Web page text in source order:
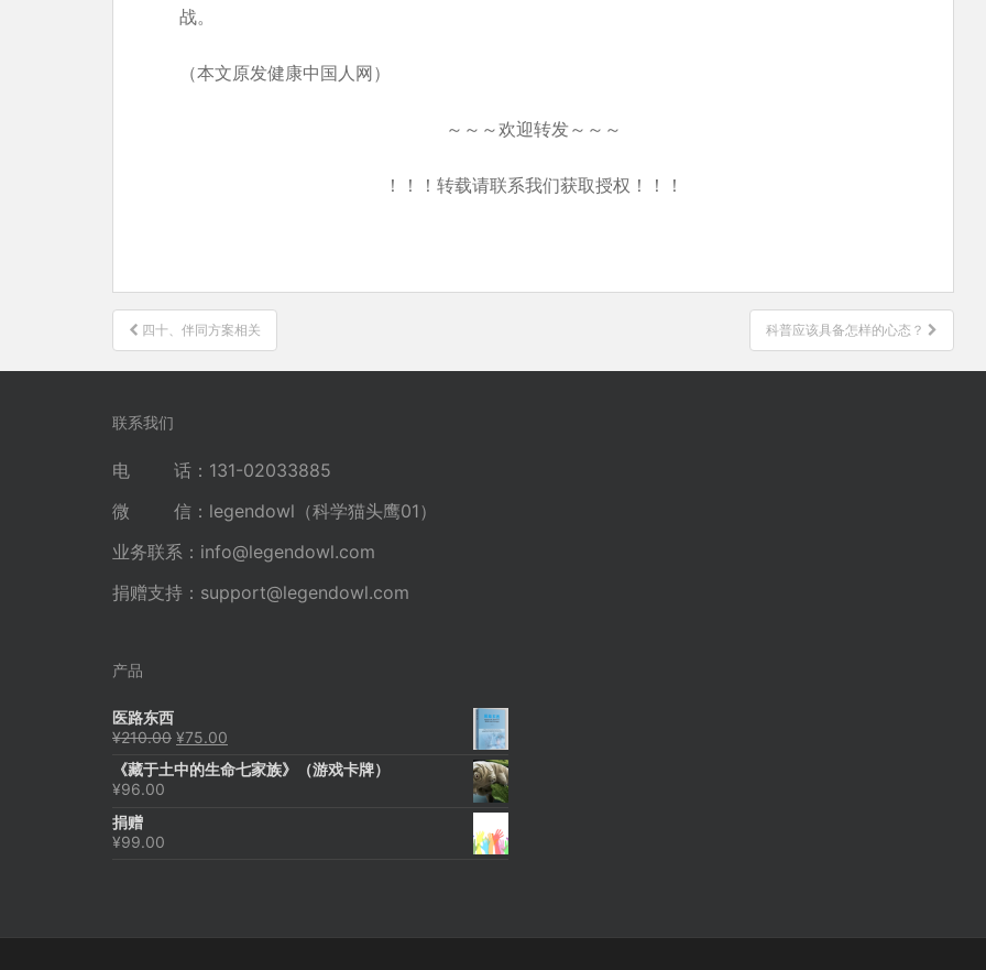
战。
（本文原发健康中国人网）
～～～欢迎转发～～～
！！！转载请联系我们获取授权！！！
文
章
导
四十、伴同方案相关 科普应该具备怎样的心态？
联系我们
电 话：131-02033885
微 信：legendowl（科学猫头鹰01）
业务联系： info@legendowl.com
捐赠支持： support@legendowl.com
产品
医路东西
¥210.00 原
为：
¥75.00
价
《藏于土中的生命七家族》（游戏卡牌）
¥96.00
捐赠
¥99.00